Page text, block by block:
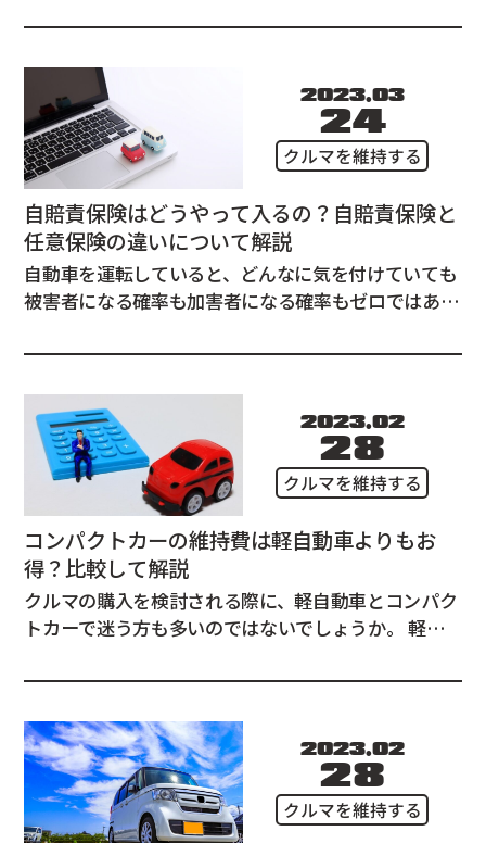
いつ、どれくらいの金額を払うんだっけ…？ 車の購
う方にも、基本のおさらいとしてまとめました。 ...
2023.03
24
クルマを維持する
自賠責保険はどうやって入るの？自賠責保険と
任意保険の違いについて解説
自動車を運転していると、どんなに気を付けていても
被害者になる確率も加害者になる確率もゼロではあり
い！そもそも自賠責保険ってどうやって入るの？ そ
やすく解説します。 自賠責保険とは ...
2023.02
28
クルマを維持する
コンパクトカーの維持費は軽自動車よりもお
得？比較して解説
クルマの購入を検討される際に、軽自動車とコンパク
トカーで迷う方も多いのではないでしょうか。 軽自
念を持っている方が多いかもしれませんが、実は維持
方が安くなるケースがあるんです！ この記事では...
2023.02
28
クルマを維持する